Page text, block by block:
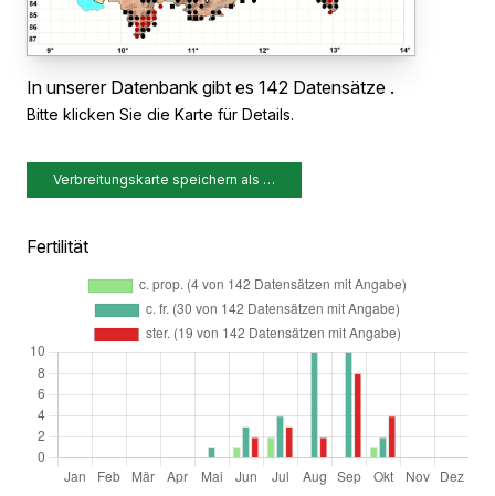
In unserer Datenbank gibt es 142 Datensätze .
Bitte klicken Sie die Karte für Details.
Verbreitungskarte speichern als …
Fertilität